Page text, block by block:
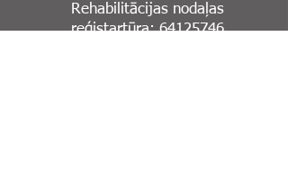
Rehabilitācijas nodaļas
reģistartūra:64125746